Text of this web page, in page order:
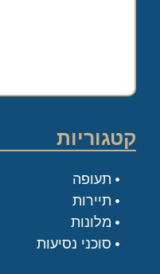
קטגוריות
תעופה
תיירות
מלונות
סוכני נסיעות